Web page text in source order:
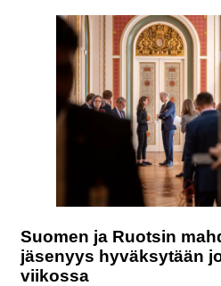
Suomen ja Ruotsin
jäsenyys hyväksytään
viikossa